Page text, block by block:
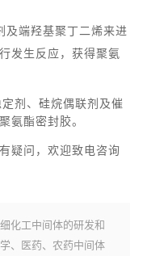
及端羟基聚丁二烯来进
发生反应，获得聚氨
剂、硅烷偶联剂及催
氨酯密封胶。
疑问，欢迎致电咨询
化工中间体的研发和
、医药、农药中间体